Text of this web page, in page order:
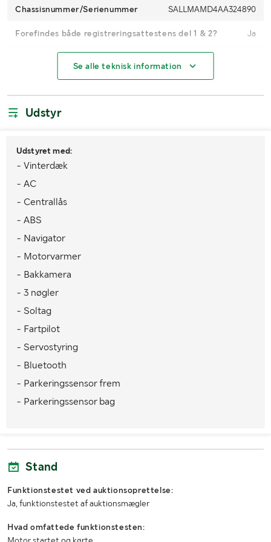
Chassisnummer/Serienummer SALLMAMD4AA324890
Forefindes både registreringsattestens del 1 & 2? Ja
Registreringsafgift
Brændstof
Gearkasse
Trækkrog
Miljøklasse
Dæk
Køretøjsstatus
1. reg./1. trafik sv.
MÅL OG VÆGT:
Vægt i driftsklar stand/Lastvægt (kg)
Totalvægt (kg)
Lastrummets længde (mm)
Se alle teknisk information
Udstyr
Udstyret med:
- Vinterdæk
- AC
- Centrallås
- ABS
- Navigator
- Motorvarmer
- Bakkamera
- 3 nøgler
- Soltag
- Fartpilot
- Servostyring
- Bluetooth
- Parkeringssensor frem
- Parkeringssensor bag
Stand
Funktionstestet ved auktionsoprettelse:
Ja, funktionstestet af auktionsmægler
Hvad omfattede funktionstesten: